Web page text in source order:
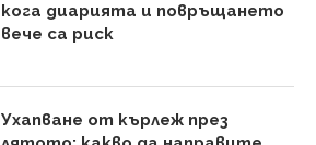
кога диарията и повръщането
вече са риск
Ухапване от кърлеж през